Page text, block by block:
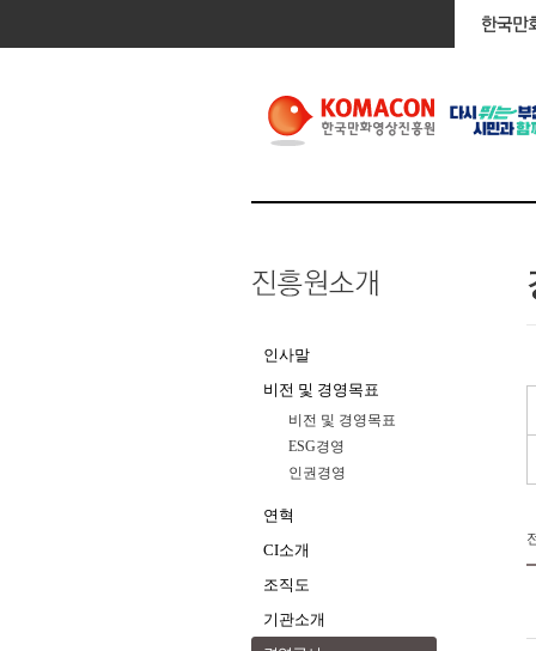
인사말
비전 및 경영목표
비전 및 경영목표
ESG경영
인권경영
연혁
CI소개
조직도
기관소개